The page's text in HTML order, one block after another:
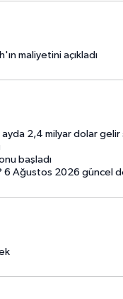
maliyetini açıkladı
ayda 2,4 milyar dolar gelir
başladı
6 Ağustos 2026 güncel